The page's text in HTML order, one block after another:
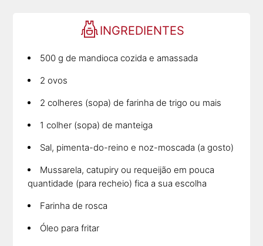
INGREDIENTES
500 g de mandioca cozida e amassada
2 ovos
2 colheres (sopa) de farinha de trigo ou mais
1 colher (sopa) de manteiga
Sal, pimenta-do-reino e noz-moscada (a gosto)
Mussarela, catupiry ou requeijão em pouca
quantidade (para recheio) fica a sua escolha
Farinha de rosca
Óleo para fritar